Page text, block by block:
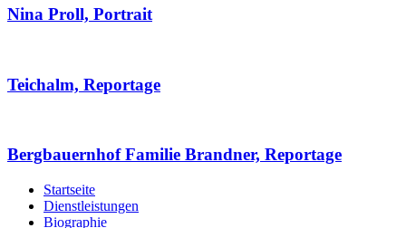
Nina Proll, Portrait
Teichalm, Reportage
Bergbauernhof Familie Brandner, Reportage
Startseite
Dienstleistungen
Biographie